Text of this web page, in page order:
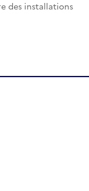
des installations